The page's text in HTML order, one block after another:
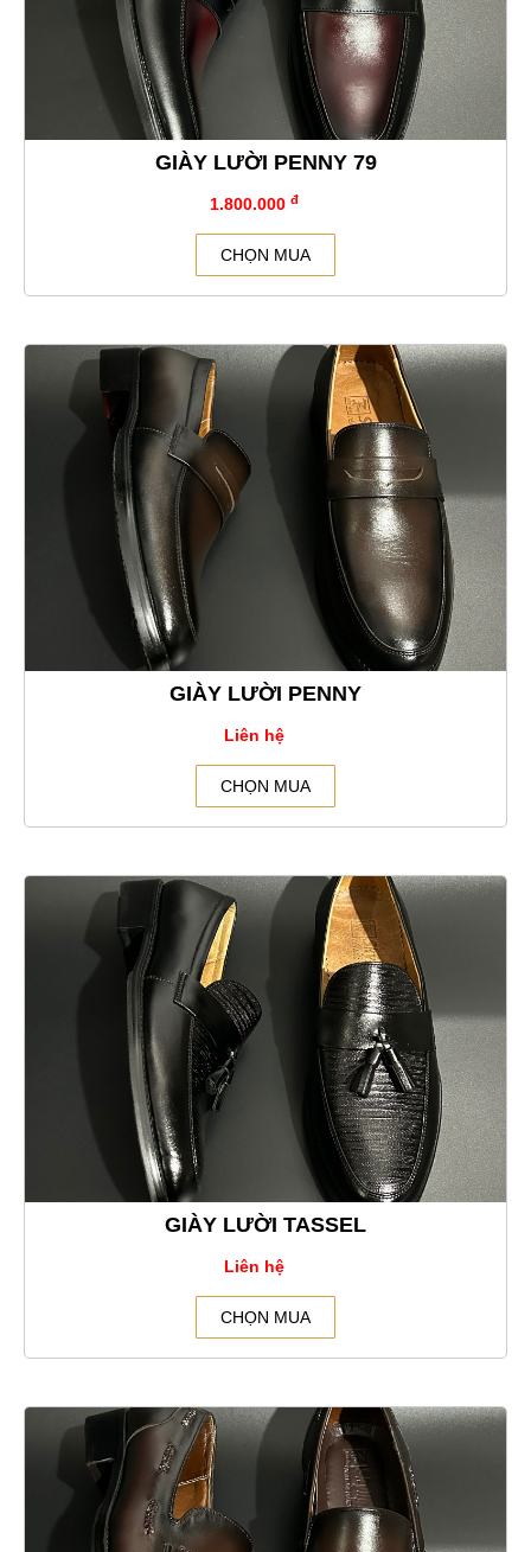
GIÀY LƯỜI PENNY 79
1.800.000 đ
CHỌN MUA
GIÀY LƯỜI PENNY
Liên hệ
CHỌN MUA
GIÀY LƯỜI TASSEL
Liên hệ
CHỌN MUA